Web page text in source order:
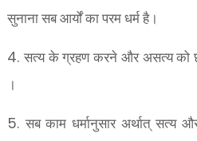
सुनाना सब आर्यों का परम धर्म है।
4. सत्य के ग्रहण करने और असत्य को
।
5. सब काम धर्मानुसार अर्थात् सत्य